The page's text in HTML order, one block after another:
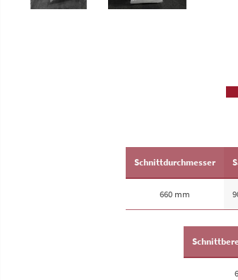
Schnittdurchmesser
660 mm